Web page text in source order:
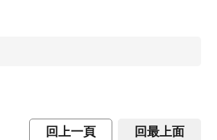
回上一頁 回最上面